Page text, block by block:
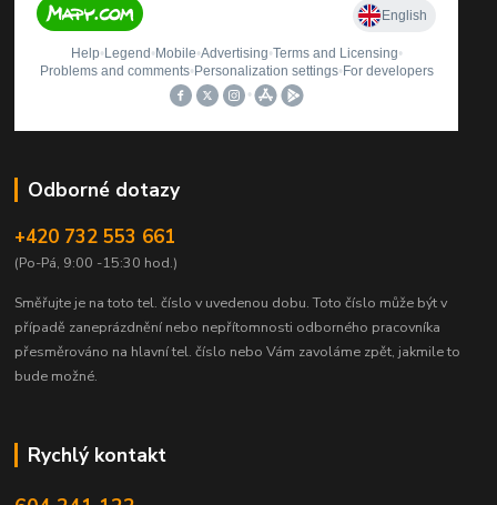
Odborné dotazy
+420 732 553 661
(Po-Pá, 9:00 -15:30 hod.)
Směřujte je na toto tel. číslo v uvedenou dobu. Toto číslo může být v
případě zaneprázdnění nebo nepřítomnosti odborného pracovníka
přesměrováno na hlavní tel. číslo nebo Vám zavoláme zpět, jakmile to
bude možné.
Rychlý kontakt